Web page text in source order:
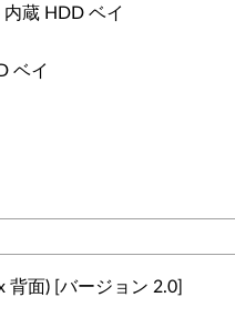
蔵 HDD ベイ
ベイ
背面) [バージョン 2.0]